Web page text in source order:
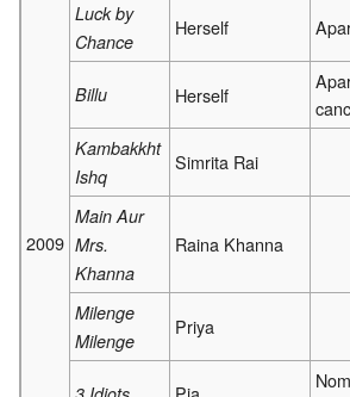
2009
Luck by
Chance
Herself
Billu Herself
Kambakkht
Ishq
Simrita Rai
Main Aur
Mrs.
Khanna
Raina Khanna
Milenge
Milenge
Priya